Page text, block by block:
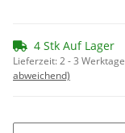
4 Stk Auf Lager
Lieferzeit:2 - 3 Werktage
abweichend)